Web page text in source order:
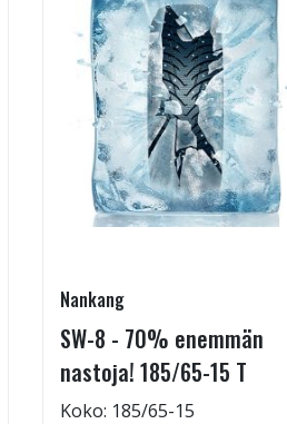
Nankang
SW-8 - 70% enemmän
nastoja! 185/65-15 T
Koko: 185/65-15